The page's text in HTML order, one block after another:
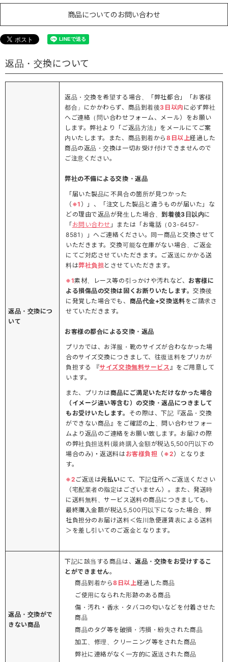
商品についてのお問い合わせ
返品・交換について
返品・交換につ
いて
返品・交換を希望する場合、「弊社都合」「お客様
都合」にかかわらず、商品到着後3日以内 に必ず弊社
へご連絡（問い合わせフォーム、メール）をお願い
します。弊社より「ご返品方法」をメールにてご案
内いたします。また、商品到着から 8日以上経過した
商品の返品・交換は一切お受け付けできませんので
ご注意ください。
弊社の不備による交換・返品
「届いた製品に不具合の箇所が見つかった
（ ※1 ）」、「注文した製品と違うものが届いた」な
どの理由で返品が発生した場合、到着後3日以内に
「お問い合わせ 」または「お電話（03-6457-
8581）」へご連絡ください。同一商品と交換させて
いただきます。交換可能な在庫がない場合、ご返金
にてご対応させていただきます。ご返送にかかる送
料は弊社負担とさせていただきます。
※1素材、レース等の引っかけや汚れなど、 お客様に
よる損傷品の交換は固くお断りいたします。交換後
に発覚した場合でも、 商品代金+交換送料をご請求さ
せていただきます。
お客様の都合による交換・返品
プリカでは、お洋服・靴のサイズが合わなかった場
合のサイズ交換につきまして、往復送料をプリカが
負担する 『サイズ交換無料サービス』をご用意して
います。
また、プリカは商品にご満足いただけなかった場合
（イメージ違い等含む）の交換・返品につきまして
もお受けいたします。 その際は、下記『返品・交換
ができない商品』をご確認の上、問い合わせフォー
ムより返品のご連絡をお願い致します。お届けの際
の弊社負担送料(最終購入金額が税込5,500円以下の
場合のみ)・返送料はお客様負担 （ ※2）となりま
す。
※2 ご返送は元払いにて、下記住所へご返送ください
（宅配業者の指定はございません）。また、発送時
に送料無料、サービス送料の商品につきましても、
最終購入金額が税込5,500円以下になった場合、弊
社負担分のお届け送料＜佐川急便運賃表による送料
＞を差し引いてのご返金となります。
返品・交換がで
きない商品
下記に該当する商品は、返品・交換をお受けするこ
とができません。
商品到着から8日以上経過した商品
ご使用になられた形跡のある商品
傷・汚れ・香水・タバコの匂いなどを付着させた
商品
商品のタグ等を破損・汚損・紛失された商品
加工、修理、クリーニング等をされた商品
弊社に連絡がなく一方的に返送された商品